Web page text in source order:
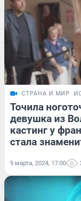
СТРАНА И МИР
Точила
девушка из
кастинг у
стала
9 марта, 2024, 17:00